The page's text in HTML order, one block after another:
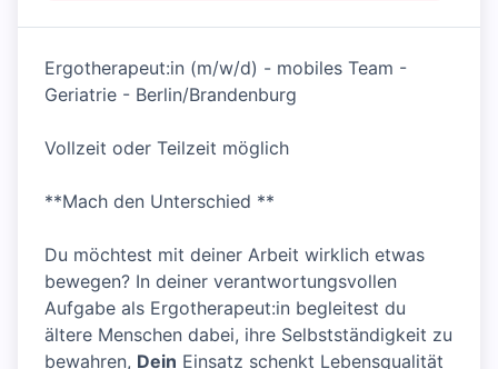
Ergotherapeut:in (m/w/d) - mobiles Team -
Geriatrie - Berlin/Brandenburg
Vollzeit oder Teilzeit möglich
**Mach den Unterschied **
Du möchtest mit deiner Arbeit wirklich etwas
bewegen? In deiner verantwortungsvollen
Aufgabe als Ergotherapeut:in begleitest du
ältere Menschen dabei, ihre Selbstständigkeit zu
bewahren, Dein Einsatz schenkt Lebensqualität